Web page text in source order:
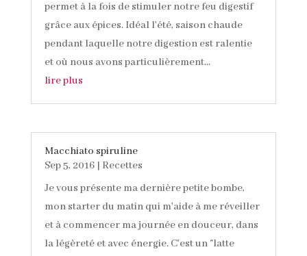
permet à la fois de stimuler notre feu digestif
grâce aux épices. Idéal l'été, saison chaude
pendant laquelle notre digestion est ralentie
et où nous avons particulièrement...
lire plus
Macchiato spiruline
Sep 5, 2016| Recettes
Je vous présente ma dernière petite bombe,
mon starter du matin qui m'aide à me réveiller
et à commencer ma journée en douceur, dans
la légèreté et avec énergie. C'est un "latte